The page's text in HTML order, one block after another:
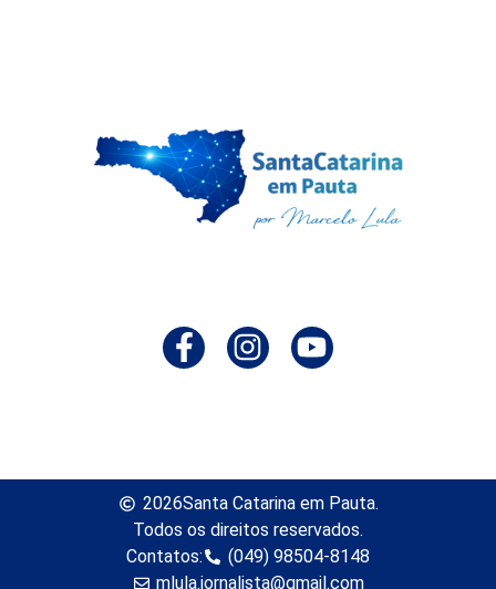
2026Santa Catarina em Pauta.
Todos os direitos reservados.
Contatos:
(049) 98504-8148
mlula.jornalista@gmail.com